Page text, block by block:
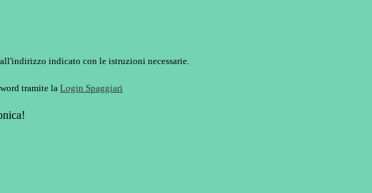
indicato con le istruzioni necessarie.
tramite la Login Spaggiari